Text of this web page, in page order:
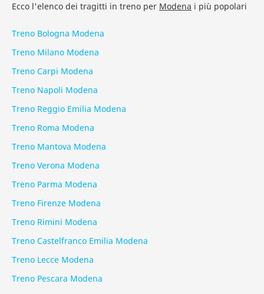
Ecco l'elenco dei tragitti in treno per Modena i più popolari
Treno Bologna Modena
Treno Milano Modena
Treno Carpi Modena
Treno Napoli Modena
Treno Reggio Emilia Modena
Treno Roma Modena
Treno Mantova Modena
Treno Verona Modena
Treno Parma Modena
Treno Firenze Modena
Treno Rimini Modena
Treno Castelfranco Emilia Modena
Treno Lecce Modena
Treno Pescara Modena